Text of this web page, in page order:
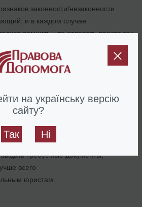
законности/незаконности
и в каждом случае
помнить, что отдавать просто так
ответственность за
нужно, поскольку в таком случае
ответственность, но и
самый лучший способ реакции
запросы – написание
причины, по которым
требуемые документы,
всего
юристам.
на українську версію
сайту?
Так Ні